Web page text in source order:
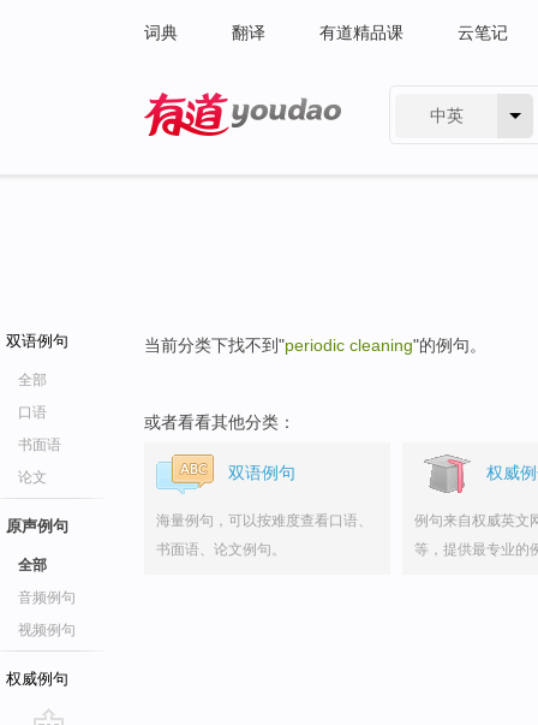
词典 翻译 有道精品课 云笔记
中英
双语例句
全部
口语
书面语
论文
原声例句
全部
音频例句
视频例句
权威例句
当前分类下找不到"periodic cleaning"的例句。
或者看看其他分类：
双语例句
海量例句，可以按难度查看口语、
书面语、论文例句。
权威
例句来自权威英文
等，提供最专业的